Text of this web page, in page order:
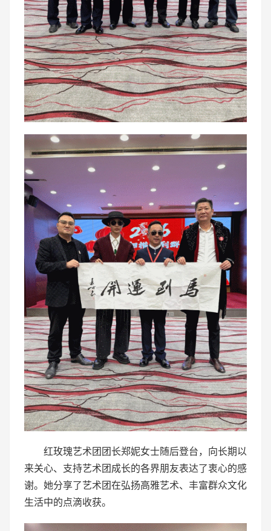
红玫瑰艺术团团长郑妮女士随后登台，向长期以
来关心、支持艺术团成长的各界朋友表达了衷心的感
谢。她分享了艺术团在弘扬高雅艺术、丰富群众文化
生活中的点滴收获。